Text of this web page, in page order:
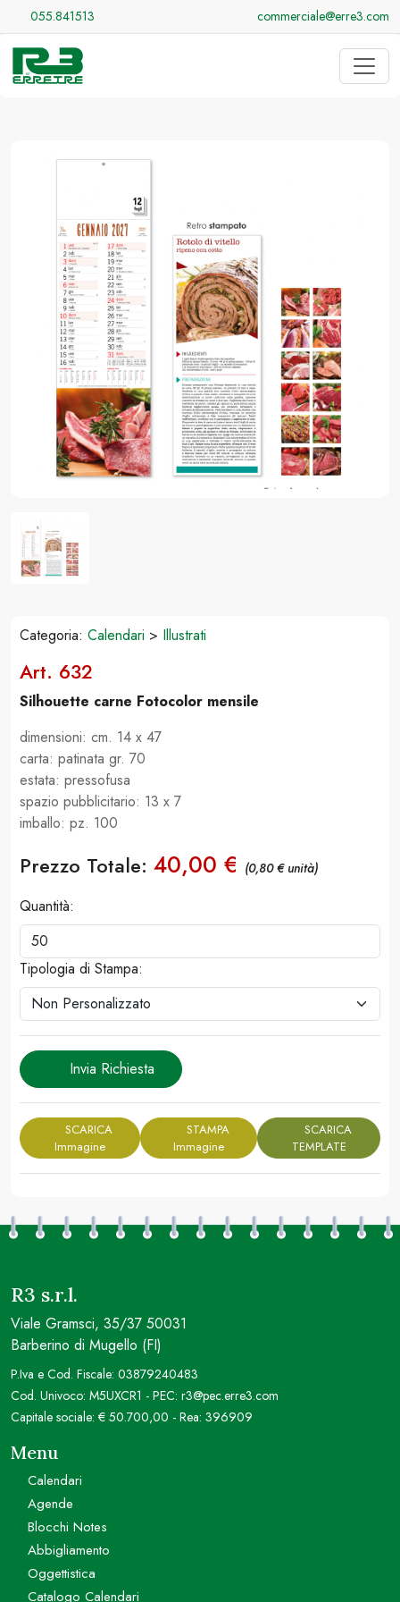
055.841513 commerciale@erre3.com
Categoria: Calendari > Illustrati
Art. 632
Silhouette carne Fotocolor mensile
dimensioni: cm. 14 x 47
carta: patinata gr. 70
estata: pressofusa
spazio pubblicitario: 13 x 7
imballo: pz. 100
Prezzo Totale: 40,00 € (0,80 € unità)
Quantità:
Tipologia di Stampa:
Invia Richiesta
SCARICA
Immagine
STAMPA
Immagine
SCARICA
TEMPLATE
R3 s.r.l.
Viale Gramsci, 35/37 50031
Barberino di Mugello (FI)
P.Iva e Cod. Fiscale: 03879240483
Cod. Univoco: M5UXCR1 - PEC: r3@pec.erre3.com
Capitale sociale: € 50.700,00 - Rea: 396909
Menu
Calendari
Agende
Blocchi Notes
Abbigliamento
Oggettistica
Catalogo Calendari